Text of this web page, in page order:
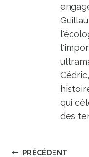
qui
des
PRÉCÉDENT